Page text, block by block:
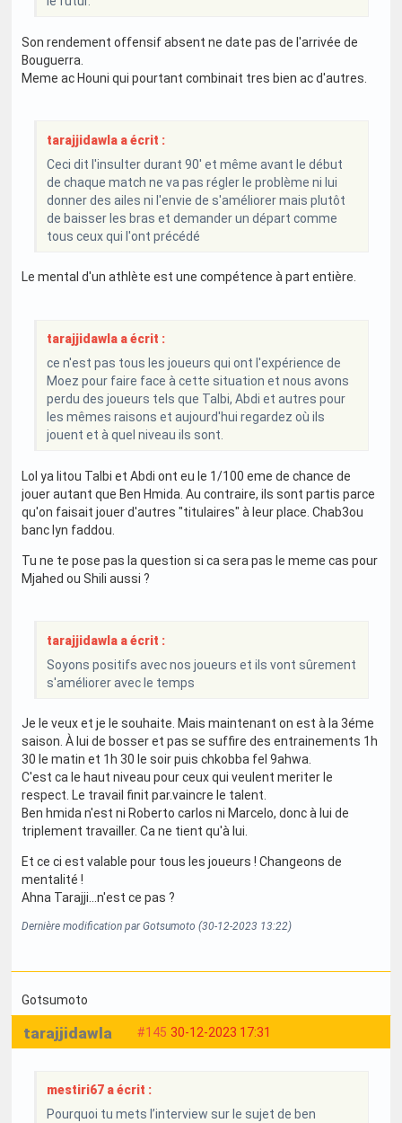
Son rendement offensif absent ne date pas de l'arrivée de
Bouguerra.
Meme ac Houni qui pourtant combinait tres bien ac d'autres.
tarajjidawla a écrit :
Ceci dit l'insulter durant 90' et même avant le début
de chaque match ne va pas régler le problème ni lui
donner des ailes ni l'envie de s'améliorer mais plutôt
de baisser les bras et demander un départ comme
tous ceux qui l'ont précédé
Le mental d'un athlète est une compétence à part entière.
tarajjidawla a écrit :
ce n'est pas tous les joueurs qui ont l'expérience de
Moez pour faire face à cette situation et nous avons
perdu des joueurs tels que Talbi, Abdi et autres pour
les mêmes raisons et aujourd'hui regardez où ils
jouent et à quel niveau ils sont.
Lol ya litou Talbi et Abdi ont eu le 1/100 eme de chance de
jouer autant que Ben Hmida. Au contraire, ils sont partis parce
qu'on faisait jouer d'autres "titulaires" à leur place. Chab3ou
banc lyn faddou.
Tu ne te pose pas la question si ca sera pas le meme cas pour
Mjahed ou Shili aussi ?
tarajjidawla a écrit :
Soyons positifs avec nos joueurs et ils vont sûrement
s'améliorer avec le temps
Je le veux et je le souhaite. Mais maintenant on est à la 3éme
saison. À lui de bosser et pas se suffire des entrainements 1h
30 le matin et 1h 30 le soir puis chkobba fel 9ahwa.
C'est ca le haut niveau pour ceux qui veulent meriter le
respect. Le travail finit par.vaincre le talent.
Ben hmida n'est ni Roberto carlos ni Marcelo, donc à lui de
triplement travailler. Ca ne tient qu'à lui.
Et ce ci est valable pour tous les joueurs ! Changeons de
mentalité !
Ahna Tarajji...n'est ce pas ?
Dernière modification par Gotsumoto (30-12-2023 13:22)
Gotsumoto
#145 30-12-2023 17:31
tarajjidawla
mestiri67 a écrit :
Pourquoi tu mets l’interview sur le sujet de ben